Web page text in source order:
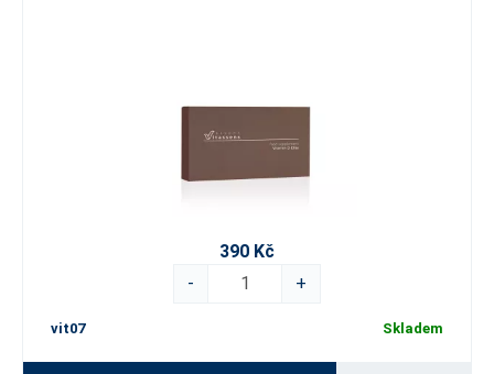
390 Kč
-
+
vit07 Skladem